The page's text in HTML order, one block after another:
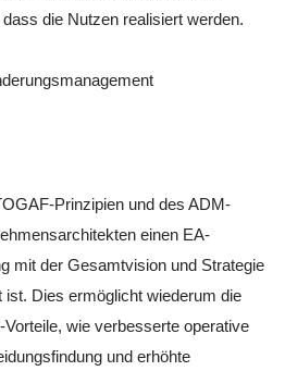
die Nutzen realisiert werden.
Prinzipien und des ADM-
einen EA-
mit der Gesamtvision und Strategie
Dies ermöglicht wiederum die
wie verbesserte operative
und erhöhte